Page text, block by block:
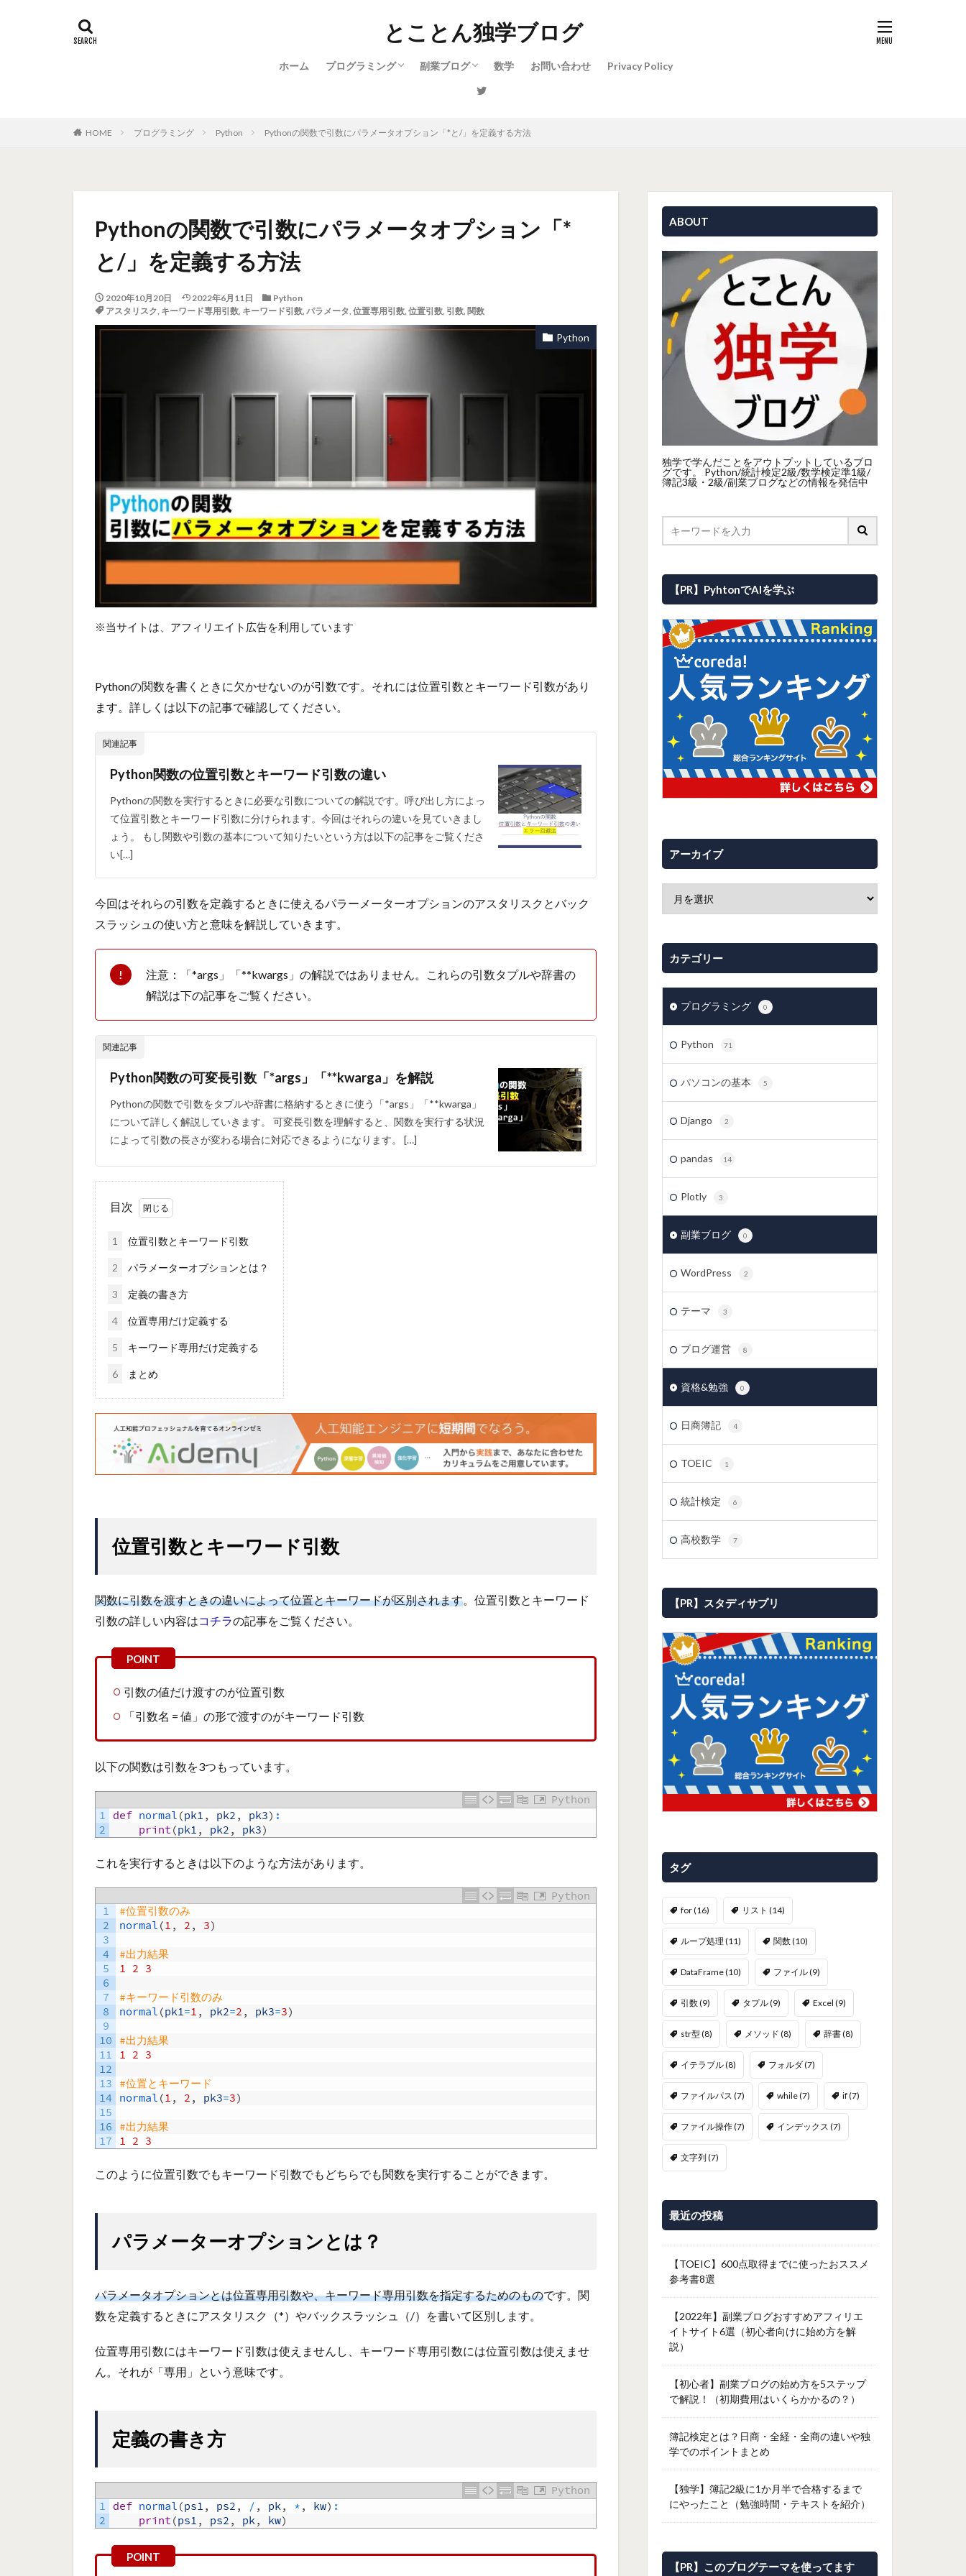
とことん独学ブログ
ホーム プログラミング 副業ブログ
WordPress
数学 お問い合わせ Privacy Policy
HOME プログラミング Python Pythonの関数で引数にパラメータオプション「*と/」を定義する方法
Pythonの関数で引数にパラメータオプション「*
と/」を定義する方法
2020年10月20日 2022年6月11日
Python
アスタリスク, キーワード専用引数, キーワード引数, パラメータ, 位置専用引数, 位置引数, 引数, 関数
Python
※当サイトは、アフィリエイト広告を利用しています
Pythonの関数を書くときに欠かせないのが引数です。それには位置引数とキーワード引数があり
ます。詳しくは以下の記事で確認してください。
関連記事
Python関数の位置引数とキーワード引数の違い
Pythonの関数を実行するときに必要な引数についての解説です。呼び出し方によっ
て位置引数とキーワード引数に分けられます。今回はそれらの違いを見ていきまし
ょう。 もし関数や引数の基本について知りたいという方は以下の記事をご覧くださ
い[…]
今回はそれらの引数を定義するときに使えるパラーメーターオプションのアスタリスクとバック
スラッシュの使い方と意味を解説していきます。
注意：「*args」「**kwargs」の解説ではありません。これらの引数タプルや辞書の
解説は下の記事をご覧ください。
関連記事
Python関数の可変長引数「*args」「**kwarga」を解説
Pythonの関数で引数をタプルや辞書に格納するときに使う「*args」「**kwarga」
について詳しく解説していきます。 可変長引数を理解すると、関数を実行する状況
によって引数の長さが変わる場合に対応できるようになります。 […]
目次
1 位置引数とキーワード引数
2 パラメーターオプションとは？
3 定義の書き方
4 位置専用だけ定義する
5 キーワード専用だけ定義する
6 まとめ
位置引数とキーワード引数
関数に引数を渡すときの違いによって位置とキーワードが区別されます。位置引数とキーワード
引数の詳しい内容はコチラの記事をご覧ください。
引数の値だけ渡すのが位置引数
「引数名 = 値」の形で渡すのがキーワード引数
以下の関数は引数を3つもっています。
Python
1
2
def normal(pk1, pk2, pk3) :
print(pk1, pk2, pk3)
これを実行するときは以下のような方法があります。
Python
1
2
3
4
5
6
7
8
9
10
11
12
13
14
15
16
17
#位置引数のみ
normal(1, 2, 3)
#出力結果
1 2 3
#キーワード引数のみ
normal(pk1=1, pk2=2, pk3=3)
#出力結果
1 2 3
#位置とキーワード
normal(1, 2, pk3=3)
#出力結果
1 2 3
このように位置引数でもキーワード引数でもどちらでも関数を実行することができます。
パラメーターオプションとは？
パラメータオプションとは位置専用引数や、キーワード専用引数を指定するためのものです。関
数を定義するときにアスタリスク（*）やバックスラッシュ（/）を書いて区別します。
位置専用引数にはキーワード引数は使えませんし、キーワード専用引数には位置引数は使えませ
ん。それが「専用」という意味です。
定義の書き方
Python
1
2
def normal(ps1, ps2, /, pk, *, kw) :
print(ps1, ps2, pk, kw)
ABOUT
独学で学んだことをアウトプットしているブロ
グです。 Python/統計検定2級/数学検定準1級/
簿記3級・2級/副業ブログなどの情報を発信中
【PR】PyhtonでAIを学ぶ
アーカイブ
カテゴリー
プログラミング 0
Python 71
パソコンの基本 5
Django 2
pandas 14
Plotly 3
副業ブログ 0
WordPress 2
テーマ 3
ブログ運営 8
資格&勉強 0
日商簿記 4
TOEIC 1
統計検定 6
高校数学 7
【PR】スタディサプリ
タグ
for(16) リスト (14)
ループ処理 (11) 関数(10)
DataFrame(10) ファイル(9)
引数(9) タプル(9) Excel (9)
str型 (8) メソッド (8) 辞書(8)
イテラブル(8) フォルダ(7)
ファイルパス (7) while(7) if(7)
ファイル操作(7) インデックス (7)
文字列 (7)
最近の投稿
【TOEIC】600点取得までに使ったおススメ
参考書8選
【2022年】副業ブログおすすめアフィリエ
イトサイト6選（初心者向けに始め方を解
説）
【初心者】副業ブログの始め方を5ステップ
で解説！（初期費用はいくらかかるの？）
簿記検定とは？日商・全経・全商の違いや独
学でのポイントまとめ
【独学】簿記2級に1か月半で合格するまで
にやったこと（勉強時間・テキストを紹介）
【PR】このブログテーマを使ってます